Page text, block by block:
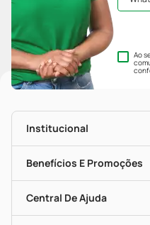
Ao
Institucional
Nossas Lojas
Mapa De Categorias
Blog Da PP
Seja Uma Loja Parceira
Benefícios E Promoções
Convênios
Programa Popular Do Brasil
Encarte De Ofertas
Central De Ajuda